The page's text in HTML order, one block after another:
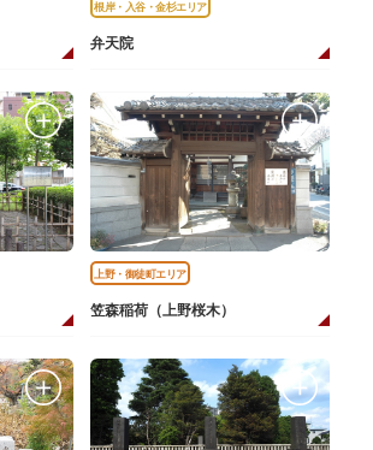
根岸・入谷・金杉エリア
弁天院
上野・御徒町エリア
笠森稲荷（上野桜木）